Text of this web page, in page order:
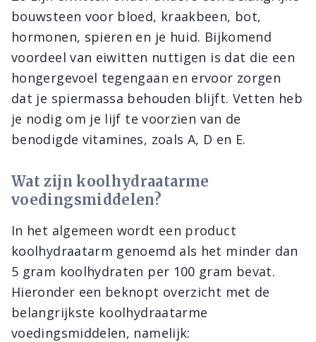
bouwsteen voor bloed, kraakbeen, bot,
hormonen, spieren en je huid. Bijkomend
voordeel van eiwitten nuttigen is dat die een
hongergevoel tegengaan en ervoor zorgen
dat je spiermassa behouden blijft. Vetten heb
je nodig om je lijf te voorzien van de
benodigde vitamines, zoals A, D en E.
Wat zijn koolhydraatarme
voedingsmiddelen?
In het algemeen wordt een product
koolhydraatarm genoemd als het minder dan
5 gram koolhydraten per 100 gram bevat.
Hieronder een beknopt overzicht met de
belangrijkste koolhydraatarme
voedingsmiddelen, namelijk: